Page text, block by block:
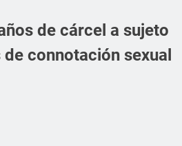
de cárcel a sujeto
connotación sexual